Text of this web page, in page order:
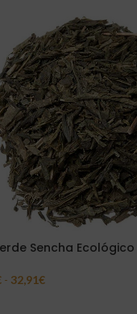
Sencha Ecológico
- 32,91€